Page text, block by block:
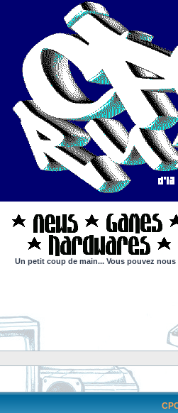
Un petit coup de main... Vous pouvez